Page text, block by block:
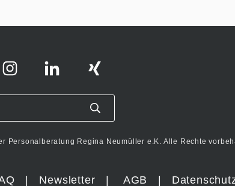
Personalberatung Regina Neumüller e.K. Alle Rechte
Newsletter AGB